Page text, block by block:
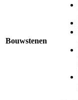
Bouwstenen